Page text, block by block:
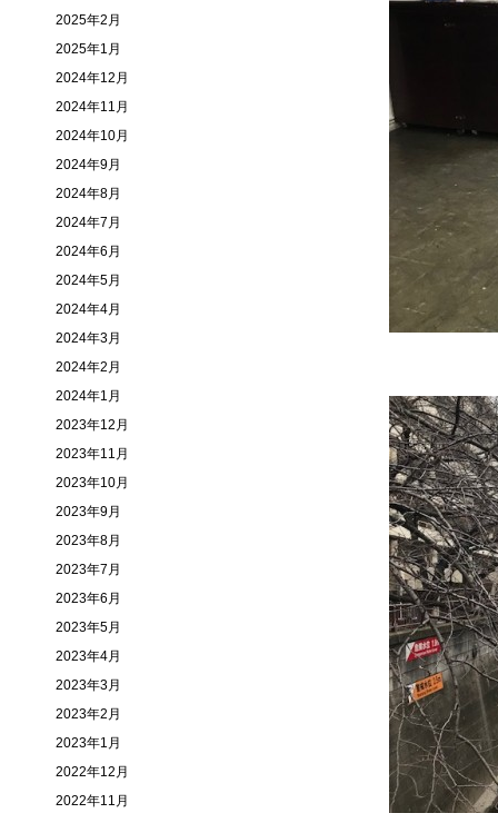
2025年2月
2025年1月
2024年12月
2024年11月
2024年10月
2024年9月
2024年8月
2024年7月
2024年6月
2024年5月
2024年4月
2024年3月
2024年2月
2024年1月
2023年12月
2023年11月
2023年10月
2023年9月
2023年8月
2023年7月
2023年6月
2023年5月
2023年4月
2023年3月
2023年2月
2023年1月
2022年12月
2022年11月